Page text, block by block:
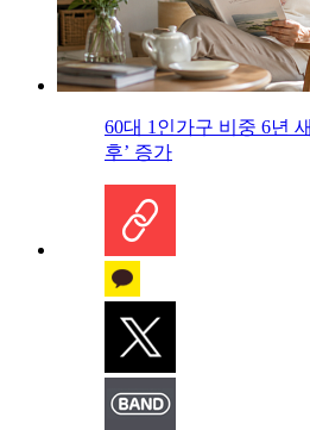
60대 1인가구 비중 6년
후’ 증가